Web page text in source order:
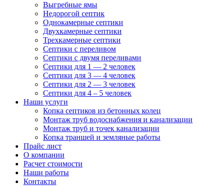
Выгребные ямы
Недорогой септик
Однокамерные септики
Двухкамерные септики
Трехкамерные септики
Септики с переливом
Септики с двумя переливами
Септики для 1 — 2 человек
Септики для 3 — 4 человек
Септики для 2 — 3 человек
Септики для 4 – 5 человек
Наши услуги
Копка септиков из бетонных колец
Монтаж труб водоснабжения и канализации
Монтаж труб и точек канализации
Копка траншей и земляные работы
Прайс лист
О компании
Расчет стоимости
Наши работы
Контакты